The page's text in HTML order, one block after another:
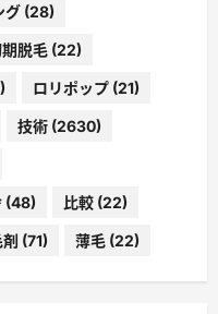
グ (28)
脱毛 (22)
ロリポップ (21)
技術 (2630)
(48) 比較 (22)
(71) 薄毛 (22)